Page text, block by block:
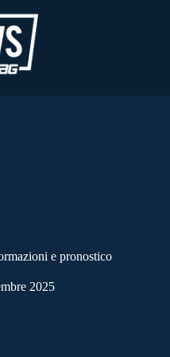
e pronostico
2025